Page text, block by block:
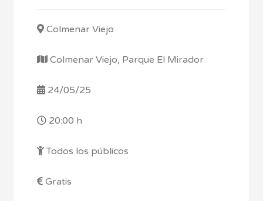
Colmenar Viejo
Colmenar Viejo, Parque El Mirador
24/05/25
20:00 h
Todos los públicos
Gratis